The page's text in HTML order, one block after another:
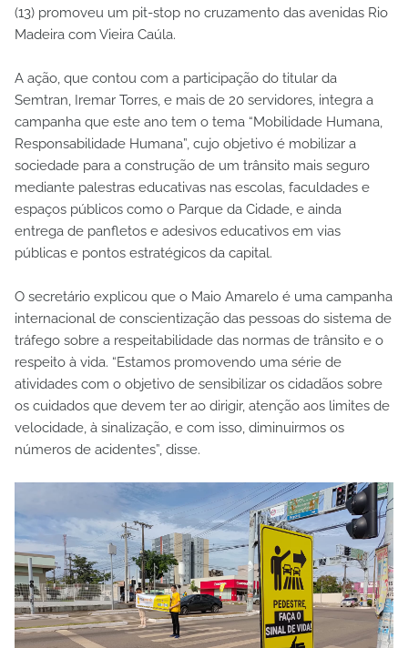
(13) promoveu um pit-stop no cruzamento das avenidas Rio
Madeira com Vieira Caúla.
A ação, que contou com a participação do titular da
Semtran, Iremar Torres, e mais de 20 servidores, integra a
campanha que este ano tem o tema “Mobilidade Humana,
Responsabilidade Humana”, cujo objetivo é mobilizar a
sociedade para a construção de um trânsito mais seguro
mediante palestras educativas nas escolas, faculdades e
espaços públicos como o Parque da Cidade, e ainda
entrega de panfletos e adesivos educativos em vias
públicas e pontos estratégicos da capital.
O secretário explicou que o Maio Amarelo é uma campanha
internacional de conscientização das pessoas do sistema de
tráfego sobre a respeitabilidade das normas de trânsito e o
respeito à vida. “Estamos promovendo uma série de
atividades com o objetivo de sensibilizar os cidadãos sobre
os cuidados que devem ter ao dirigir, atenção aos limites de
velocidade, à sinalização, e com isso, diminuirmos os
números de acidentes”, disse.